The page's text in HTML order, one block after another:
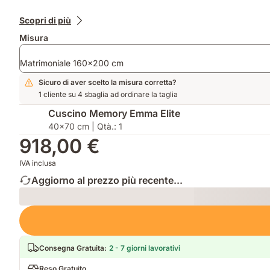
Prodotti
Scopri di più
Misura
Matrimoniale 160x200 cm
Sicuro di aver scelto la misura corretta?
1 cliente su 4 sbaglia ad ordinare la taglia
Cuscino Memory Emma Elite
40x70 cm | Qtà.: 1
918,00 €
IVA inclusa
Aggiorno al prezzo più recente...
Loading
Consegna Gratuita: 2 - 7 giorni lavorativi